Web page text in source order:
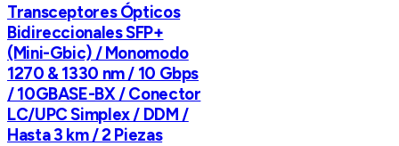
Transceptores Ópticos
Bidireccionales SFP+
(Mini-Gbic) / Monomodo
1270 & 1330 nm / 10 Gbps
/ 10GBASE-BX / Conector
LC/UPC Simplex / DDM /
Hasta 3 km / 2 Piezas